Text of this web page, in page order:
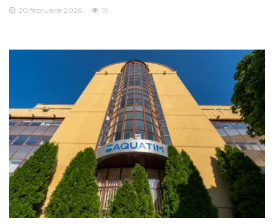
20 februarie 2026
19